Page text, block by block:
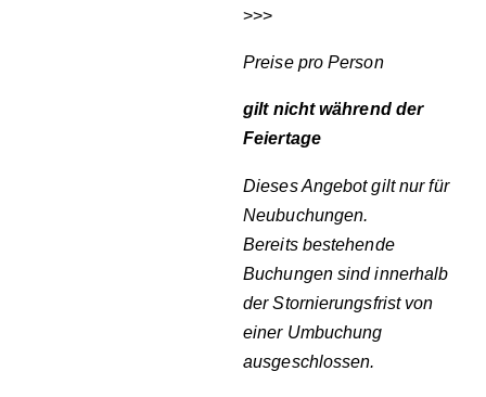
>>>
Preise pro Person
gilt nicht während der
Feiertage
Dieses Angebot gilt nur für
Neubuchungen.
Bereits bestehende
Buchungen sind innerhalb
der Stornierungsfrist von
einer Umbuchung
ausgeschlossen.